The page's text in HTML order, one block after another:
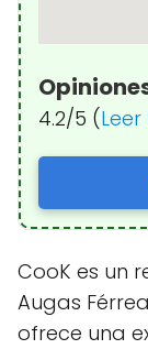
4.2/5 (
CooK es un
Augas
ofrece una